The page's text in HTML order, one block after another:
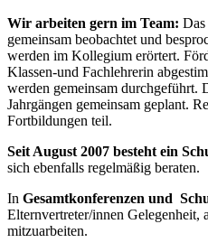
Wir arbeiten gern im Team:
gemeinsam beobachtet und
werden im Kollegium erörtert.
Klassen-und Fachlehrerin
werden gemeinsam durchgeführt.
Jahrgängen gemeinsam geplant.
Fortbildungen teil.
Seit August 2007 besteht ein
sich ebenfalls regelmäßig beraten.
In Gesamtkonferenzen und
Elternvertreter/innen Gelegenheit,
mitzuarbeiten.